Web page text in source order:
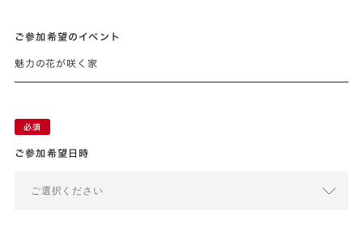
ご参加希望のイベント
魅力の花が咲く家
ご参加希望日時
ご選択ください